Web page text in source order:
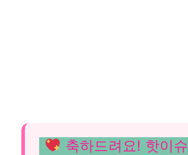
축하드려요! 핫이슈